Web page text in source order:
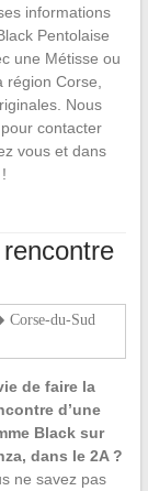
informations
Pentolaise
une Métisse ou
Corse,
Nous
contacter
vous et dans
Corse-du-Sud
de faire la
d’une
Black sur
dans le 2A ?
ne savez pas